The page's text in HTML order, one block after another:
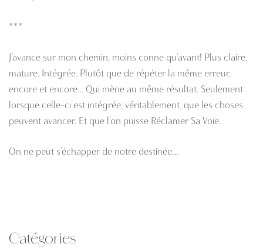
***
J’avance sur mon chemin, moins conne qu’avant! Plus claire,
mature. Intégrée. Plutôt que de répéter la même erreur,
encore et encore… Qui mène au même résultat. Seulement
lorsque celle-ci est intégrée, véritablement, que les choses
peuvent avancer. Et que l’on puisse Réclamer Sa Voie.
On ne peut s’échapper de notre destinée…
Catégories